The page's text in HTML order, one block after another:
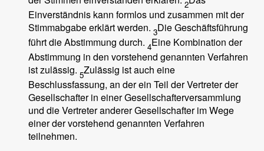
2
Einverständnis kann formlos und zusammen mit der
Stimmabgabe erklärt werden. 3Die Geschäftsführung
führt die Abstimmung durch. 4Eine Kombination der
Abstimmung in den vorstehend genannten Verfahren
ist zulässig. 5Zulässig ist auch eine
Beschlussfassung, an der ein Teil der Vertreter der
Gesellschafter in einer Gesellschafterversammlung
und die Vertreter anderer Gesellschafter im Wege
einer der vorstehend genannten Verfahren
teilnehmen.